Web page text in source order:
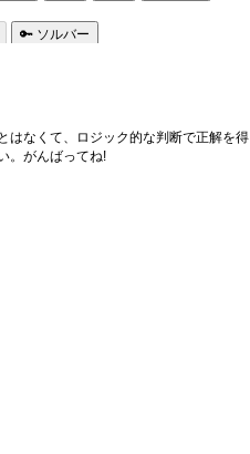
なくて、ロジック的な判断で正解を
。がんばってね!